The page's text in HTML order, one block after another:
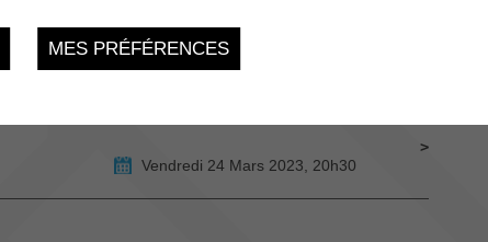
Dimanche 19 Mars 2023, 17h
Vendredi 24 Mars 2023, 20h30
MES PRÉFÉRENCES